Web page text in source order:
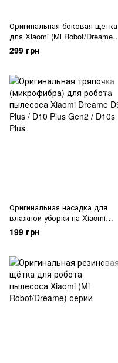
Оригинальная боковая щетка
для Xiaomi (Mi Robot/Dreame)
серии
299 грн
Оригинальная насадка для
влажной уборки на Xiaomi
Dreame D серии
199 грн